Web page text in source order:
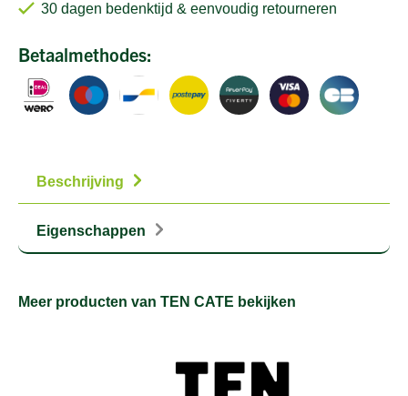
30 dagen bedenktijd & eenvoudig retourneren
Betaalmethodes:
Beschrijving
Eigenschappen
Meer producten van TEN CATE bekijken